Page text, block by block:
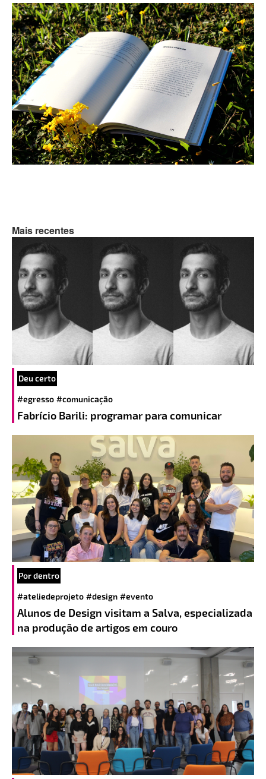
Mais recentes
Deu certo
#egresso #comunicação
Fabrício Barili: programar para comunicar
Por dentro
#ateliedeprojeto #design #evento
Alunos de Design visitam a Salva, especializada
na produção de artigos em couro